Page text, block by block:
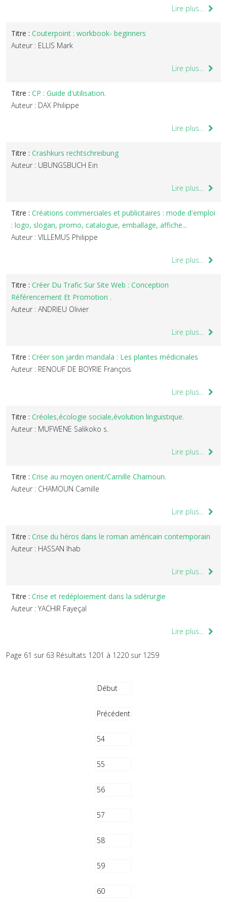
Lire plus...
Titre : Couterpoint : workbook- beginners
Auteur : ELLIS Mark
Lire plus...
Titre : CP : Guide d'utilisation.
Auteur : DAX Philippe
Lire plus...
Titre : Crashkurs rechtschreibung
Auteur : UBUNGSBUCH Ein
Lire plus...
Titre : Créations commerciales et publicitaires : mode d'emploi
: logo, slogan, promo, catalogue, emballage, affiche...
Auteur : VILLEMUS Philippe
Lire plus...
Titre : Créer Du Trafic Sur Site Web : Conception
Référencement Et Promotion .
Auteur : ANDRIEU Olivier
Lire plus...
Titre : Créer son jardin mandala : Les plantes médicinales
Auteur : RENOUF DE BOYRIE François
Lire plus...
Titre : Créoles,écologie sociale,évolution linguistique.
Auteur : MUFWENE Salikoko s.
Lire plus...
Titre : Crise au moyen orient/Carnille Chamoun.
Auteur : CHAMOUN Carnille
Lire plus...
Titre : Crise du héros dans le roman américain contemporain
Auteur : HASSAN Ihab
Lire plus...
Titre : Crise et redéploiement dans la sidérurgie
Auteur : YACHIR Fayeçal
Lire plus...
Page 61 sur 63 Résultats 1201 à 1220 sur 1259
Début
Précédent
54
55
56
57
58
59
60